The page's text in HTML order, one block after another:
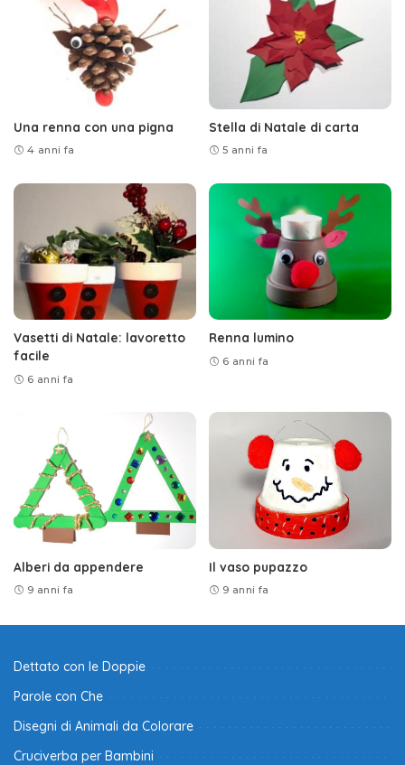
Una renna con una pigna
4 anni fa
Stella di Natale di carta
5 anni fa
Vasetti di Natale: lavoretto
facile
6 anni fa
Renna lumino
6 anni fa
Alberi da appendere
9 anni fa
Il vaso pupazzo
9 anni fa
Dettato con le Doppie
Parole con Che
Disegni di Animali da Colorare
Cruciverba per Bambini